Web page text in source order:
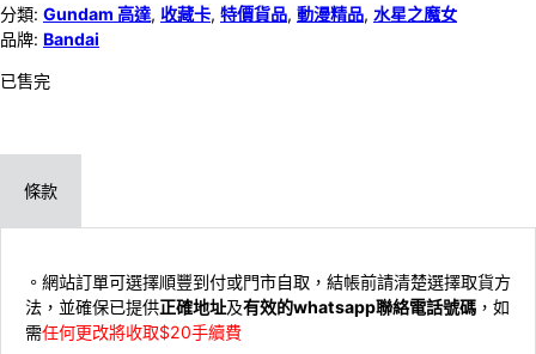
分類: Gundam 高達, 收藏卡, 特價貨品, 動漫精品, 水星之魔女
品牌: Bandai
已售完
條款
。網站訂單可選擇順豐到付或門市自取，結帳前請清楚選擇取貨方
法，並確保已提供正確地址及有效的whatsapp聯絡電話號碼 ，如
需任何更改將收取$20手續費